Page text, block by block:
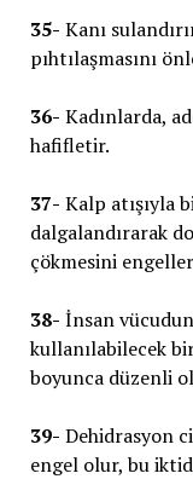
35- Kanı
pıhtılaşmasını
36- Kadınlarda,
hafifletir.
37- Kalp atışıyla
dalgalandırarak
çökmesini
38- İnsan
kullanılabilecek
boyunca düzenli
39- Dehidrasyon
engel olur, bu